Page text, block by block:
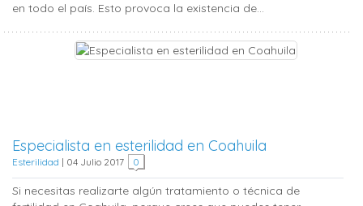
en todo el país. Esto provoca la existencia de...
Especialista en esterilidad en Coahuila
Esterilidad | 04 Julio 2017 0
Si necesitas realizarte algún tratamiento o técnica de